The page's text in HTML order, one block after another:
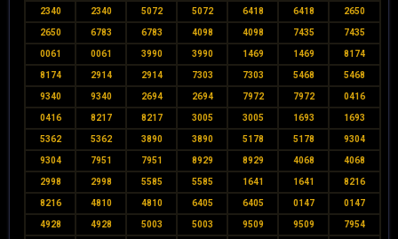
2340 2340 5072 5072 6418 6418 2650
2650 6783 6783 4098 4098 7435 7435
0061 0061 3990 3990 1469 1469 8174
8174 2914 2914 7303 7303 5468 5468
9340 9340 2694 2694 7972 7972 0416
0416 8217 8217 3005 3005 1693 1693
5362 5362 3890 3890 5178 5178 9304
9304 7951 7951 8929 8929 4068 4068
2998 2998 5585 5585 1641 1641 8216
8216 4810 4810 6405 6405 0147 0147
4928 4928 5003 5003 9509 9509 7954